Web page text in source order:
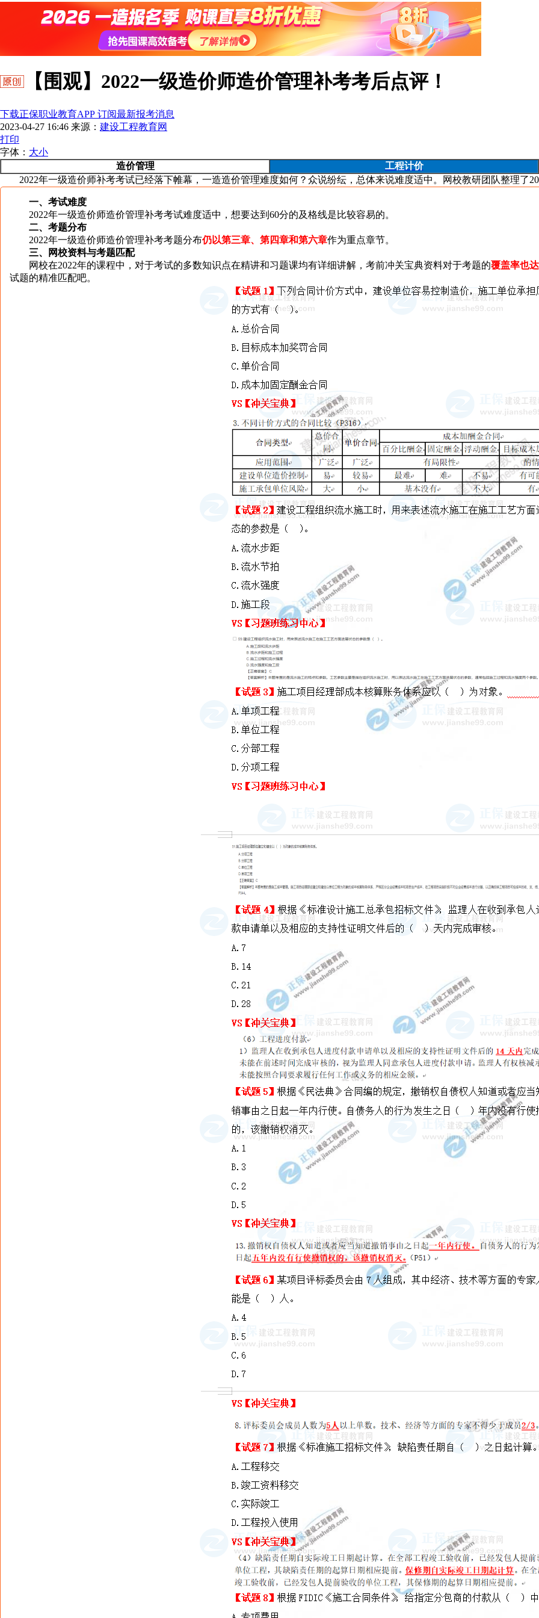
【围观】2022一级造价师造价管理补考考后点评！
下载正保职业教育APP 订阅最新报考消息
2023-04-27 16:46 来源： 建设工程教育网
打印
字体： 大小
造价管理
工程计价
2022年一级造价师补考考试已经落下帷幕，一造造价管理难度如何？众说纷纭，总体来说难度适中。网校教研团队整理了
一、考试难度
2022年一级造价师造价管理补考考试难度适中，想要达到60分的及格线是比较容易的。
二、考题分布
2022年一级造价师造价管理补考考题分布仍以第三章、第四章和第六章作为重点章节。
三、网校资料与考题匹配
网校在2022年的课程中，对于考试的多数知识点在精讲和习题课均有详细讲解，考前冲关宝典资料对于考题的覆盖率也
试题的精准匹配吧。